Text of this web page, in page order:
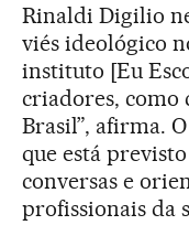
Rinaldi Digilio
viés ideológico
instituto [Eu
criadores, como
Brasil”, afirma.
que está
conversas e
profissionais da